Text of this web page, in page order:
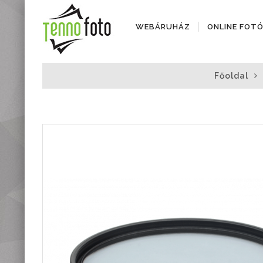
WEBÁRUHÁZ
Fényképezőgépek
Objektívek
tartozékok
Markolatok
ONLINE
Főoldal